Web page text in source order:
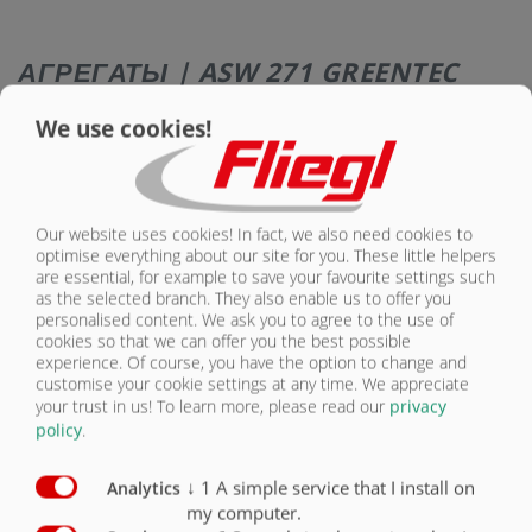
АГРЕГАТЫ | ASW 271 GREENTEC
Комплектация шасси: В сборе
комплектация
X
Параболическая подвеска, агрегат
Titan
X
Параболическая подвеска, агрегат
Gigant
Параболическая подвеска, агрегат
Gigant Plus
Пневматическая подвеска, с подъемом
и опусканием
We use cookies!
Our website uses cookies! In fact, we also need cookies to
optimise everything about our site for you. These little helpers
are essential, for example to save your favourite settings such
as the selected branch. They also enable us to offer you
personalised content. We ask you to agree to the use of
cookies so that we can offer you the best possible
experience. Of course, you have the option to change and
customise your cookie settings at any time. We appreciate
your trust in us! To learn more, please read our privacy
policy.
Analytics ↓ 1 A simple service that I install on
my computer.